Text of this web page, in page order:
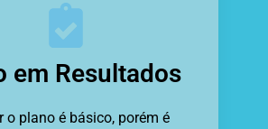
em Resultados
o plano é básico, porém é